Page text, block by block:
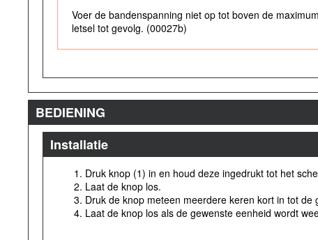
Voer de bandenspanning niet op tot boven de
letsel tot gevolg. (00027b)
BEDIENING
Installatie
Druk knop (1) in en houd deze ingedrukt tot het
Laat de knop los.
Druk de knop meteen meerdere keren kort in tot
Laat de knop los als de gewenste eenheid wordt